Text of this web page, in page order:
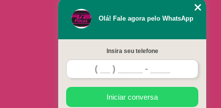
Contato
Olá! Fale agora pelo WhatsApp
Insira seu telefone
Iniciar conversa